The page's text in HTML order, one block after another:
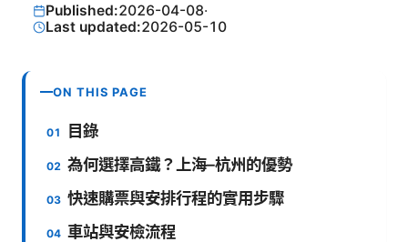
Published:2026-04-08·
Last updated:2026-05-10
ON THIS PAGE
目錄
為何選擇高鐵？上海–杭州的優勢
快速購票與安排行程的實用步驟
車站與安檢流程